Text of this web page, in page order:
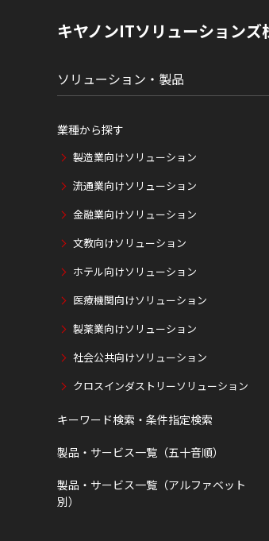
キヤノンITソリューションズ
ソリューション・製品
業種から探す
製造業向けソリューション
流通業向けソリューション
金融業向けソリューション
文教向けソリューション
ホテル向けソリューション
医療機関向けソリューション
製薬業向けソリューション
社会公共向けソリューション
クロスインダストリーソリューション
キーワード検索・条件指定検索
製品・サービス一覧（五十音順）
製品・サービス一覧（アルファベット
別）